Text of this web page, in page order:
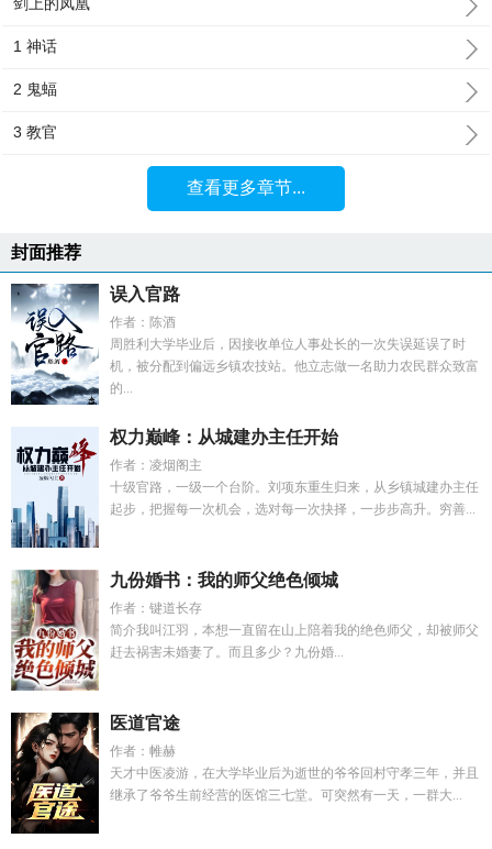
1 神话
2 鬼蝠
3 教官
查看更多章节...
封面推荐
误入官路
作者：陈酒
周胜利大学毕业后，因接收单位人事处长的一次失误延误了时
机，被分配到偏远乡镇农技站。他立志做一名助力农民群众致富
的...
权力巅峰：从城建办主任开始
作者：凌烟阁主
十级官路，一级一个台阶。刘项东重生归来，从乡镇城建办主任
起步，把握每一次机会，选对每一次抉择，一步步高升。穷善...
九份婚书：我的师父绝色倾城
作者：键道长存
简介我叫江羽，本想一直留在山上陪着我的绝色师父，却被师父
赶去祸害未婚妻了。而且多少？九份婚...
医道官途
作者：帷赫
天才中医凌游，在大学毕业后为逝世的爷爷回村守孝三年，并且
继承了爷爷生前经营的医馆三七堂。可突然有一天，一群大...